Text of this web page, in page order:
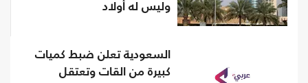
وليس له أولاد
السعودية تعلن ضبط كميات
كبيرة من القات وتعتقل